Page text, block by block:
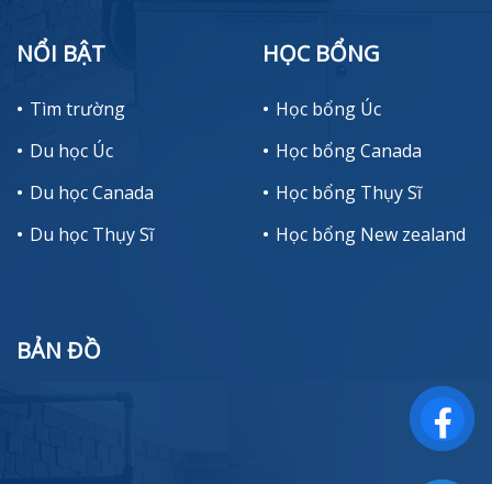
NỔI BẬT
Tìm trường
Du học Úc
Du học Canada
Du học Thụy Sĩ
HỌC BỔNG
Học bổng Úc
Học bổng Canada
Học bổng Thụy Sĩ
Học bổng New zealand
BẢN ĐỒ